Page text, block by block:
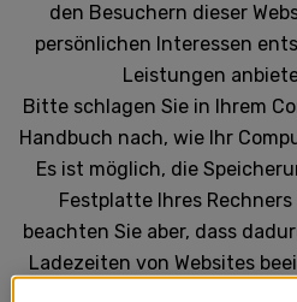
den Besuchern dieser
persönlichen Interessen
Leistungen
Bitte schlagen Sie in Ihrem
Handbuch nach, wie Ihr
Es ist möglich, die
Festplatte Ihres
beachten Sie aber, dass
Ladezeiten von Websites